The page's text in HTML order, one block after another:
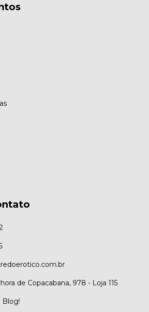
de Copacabana, 978 - Loja 115
Blog!